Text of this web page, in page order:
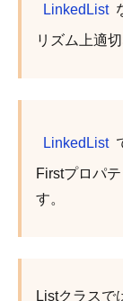
LinkedList
リズム上適
LinkedList
Firstプロパ
す。
Listクラスで